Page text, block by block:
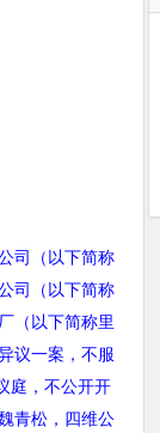
司（以下简称
司（以下简称
（以下简称里
议一案，不服
庭，不公开开
青松，四维公